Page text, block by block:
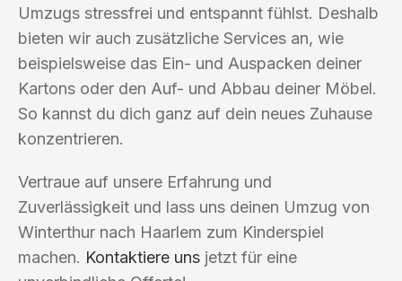
Umzugs stressfrei und entspannt fühlst. Deshalb
bieten wir auch zusätzliche Services an, wie
beispielsweise das Ein- und Auspacken deiner
Kartons oder den Auf- und Abbau deiner Möbel.
So kannst du dich ganz auf dein neues Zuhause
konzentrieren.
Vertraue auf unsere Erfahrung und
Zuverlässigkeit und lass uns deinen Umzug von
Winterthur nach Haarlem zum Kinderspiel
machen. Kontaktiere uns jetzt für eine